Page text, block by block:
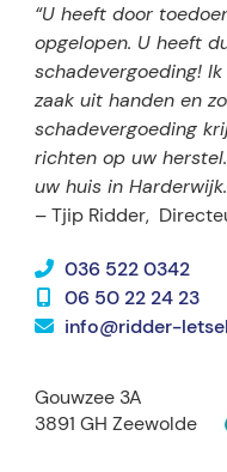
“U heeft door
opgelopen. U heeft
schadevergoeding!
zaak uit handen en
schadevergoeding
richten op uw
uw huis in
– Tjip Ridder,
036 522 0342
06 50 22 24 23
info@ridder-
Gouwzee 3A
3891 GH Zeewolde